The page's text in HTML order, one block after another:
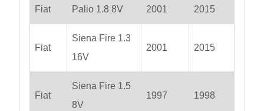
Fiat Palio 1.8 8V 2001 2015
Fiat
Siena Fire 1.3
16V
2001 2015
Fiat
Siena Fire 1.5
8V
1997 1998